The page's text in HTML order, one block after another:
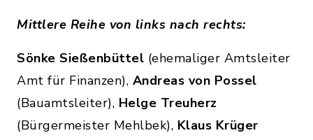
Mittlere Reihe von links nach rechts:
Sönke Sießenbüttel (ehemaliger Amtsleiter
Amt für Finanzen), Andreas von Possel
(Bauamtsleiter), Helge Treuherz
(Bürgermeister Mehlbek), Klaus Krüger